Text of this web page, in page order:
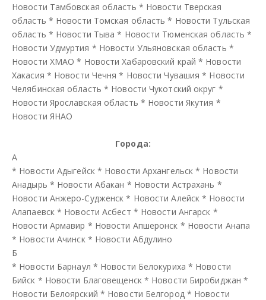
Новости Тамбовская область * Новости Тверская
область * Новости Томская область * Новости Тульская
область * Новости Тыва * Новости Тюменская область *
Новости Удмуртия * Новости Ульяновская область *
Новости ХМАО * Новости Хабаровский край * Новости
Хакасия * Новости Чечня * Новости Чувашия * Новости
Челябинская область * Новости Чукотский округ *
Новости Ярославская область * Новости Якутия *
Новости ЯНАО
Города:
А
* Новости Адыгейск * Новости Архангельск * Новости
Анадырь * Новости Абакан * Новости Астрахань *
Новости Анжеро-Судженск * Новости Алейск * Новости
Алапаевск * Новости Асбест * Новости Ангарск *
Новости Армавир * Новости Апшеронск * Новости Анапа
* Новости Ачинск * Новости Абдулино
Б
* Новости Барнаул * Новости Белокуриха * Новости
Бийск * Новости Благовещенск * Новости Биробиджан *
Новости Белоярский * Новости Белгород * Новости